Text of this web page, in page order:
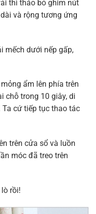
thì tháo bỏ ghim nút
và rộng tương ứng
mếch dưới nếp gấp,
ẩm lên phía trên
chỗ trong 10 giây, di
cứ tiếp tục thao tác
trên cửa sổ và luồn
móc đã treo trên
rồi!